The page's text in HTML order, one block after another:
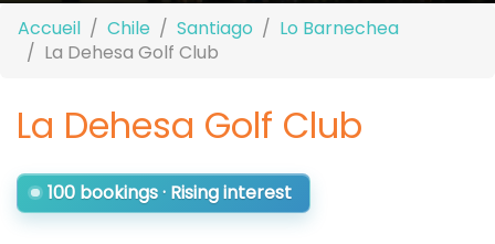
Accueil Chile Santiago
Lo Barnechea
La Dehesa Golf Club
La Dehesa Golf Club
100 bookings · Rising interest